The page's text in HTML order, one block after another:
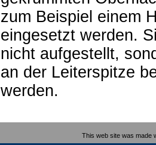
zum Beispiel einem
eingesetzt werden.
nicht aufgestellt,
an der Leiterspitze
werden.
This web site was made